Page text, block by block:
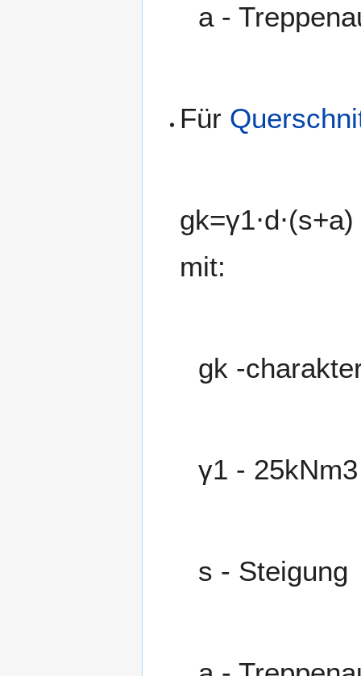
a-
Für
gk=γ1⋅d⋅(s+a)
mit:
gk -
γ1 - 25kNm3
s - Steigung